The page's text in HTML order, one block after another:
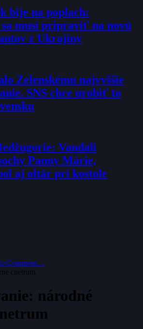
bije na poplach:
sa musí pripraviť na novú
z Ukrajiny
Zelenskému najvyššie
SNS chce urobiť to
Vandali
Panny Márie,
aj oltár pri kostole
cnetrum
národné